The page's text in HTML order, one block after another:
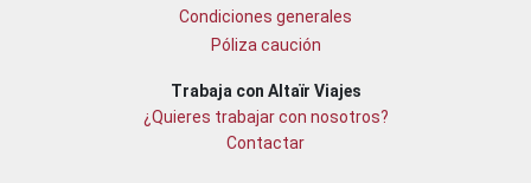
Condiciones generales
Póliza caución
Trabaja con Altaïr Viajes
¿Quieres trabajar con nosotros?
Contactar